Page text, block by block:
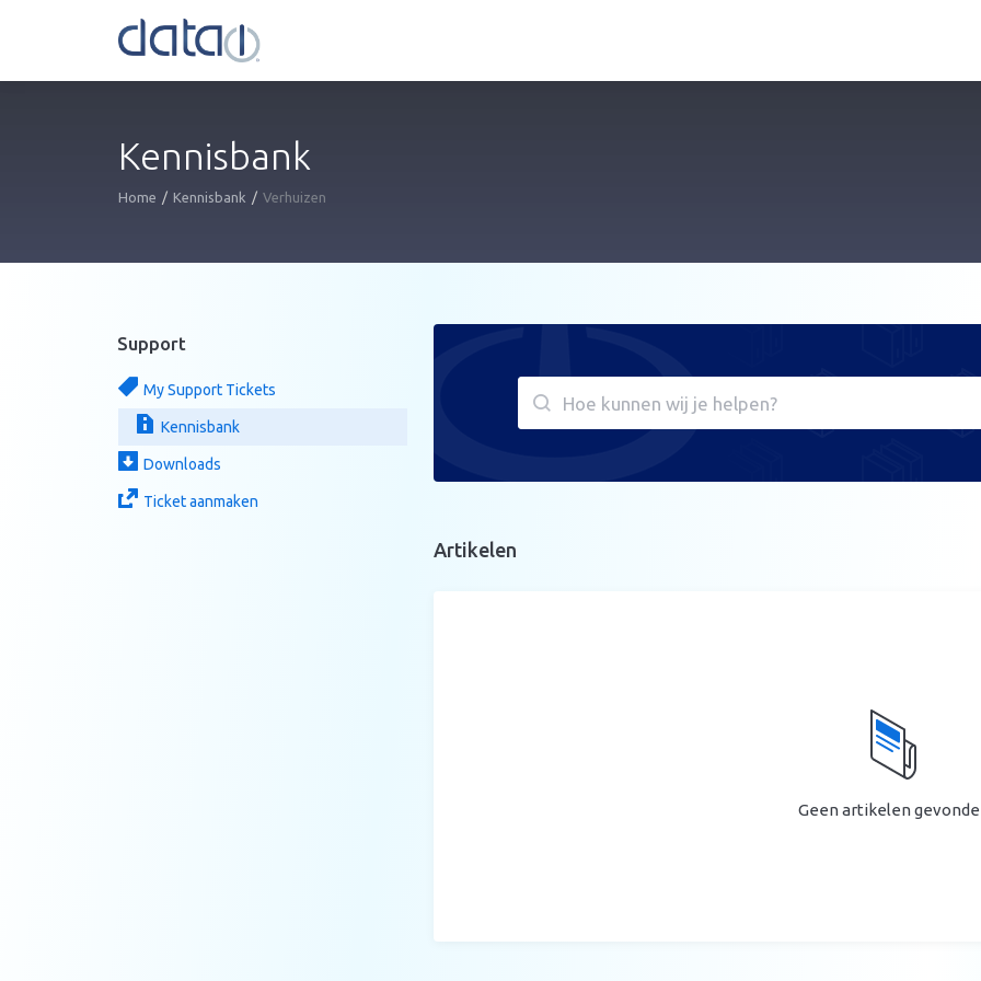
Kennisbank
Home Kennisbank Verhuizen
Artikelen
Geen artikelen
Support
My Support Tickets
Kennisbank
Downloads
Ticket aanmaken